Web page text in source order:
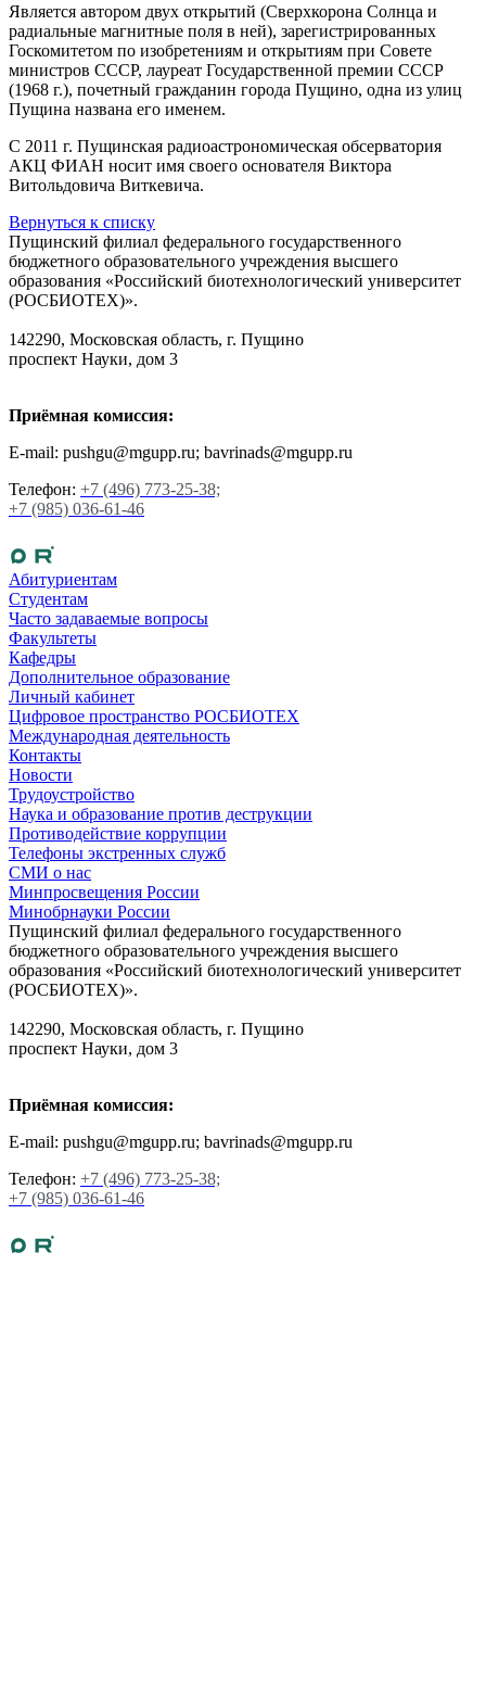
Является автором двух открытий (Сверхкорона Солнца и
радиальные магнитные поля в ней), зарегистрированных
Госкомитетом по изобретениям и открытиям при Совете
министров СССР, лауреат Государственной премии СССР
(1968 г.), почетный гражданин города Пущино, одна из улиц
Пущина названа его именем.
С 2011 г. Пущинская радиоастрономическая обсерватория
АКЦ ФИАН носит имя своего основателя Виктора
Витольдовича Виткевича.
Вернуться к списку
Пущинский филиал федерального государственного
бюджетного образовательного учреждения высшего
образования «Российский биотехнологический университет
(РОСБИОТЕХ)».
142290, Московская область, г. Пущино
проспект Науки, дом 3
Приёмная комиссия:
E-mail: pushgu@mgupp.ru; bavrinads@mgupp.ru
Телефон: +7 (496) 773-25-38;
+7 (985) 036-61-46
Абитуриентам
Студентам
Часто задаваемые вопросы
Факультеты
Кафедры
Дополнительное образование
Личный кабинет
Цифровое пространство РОСБИОТЕХ
Международная деятельность
Контакты
Новости
Трудоустройство
Наука и образование против деструкции
Противодействие коррупции
Телефоны экстренных служб
СМИ о нас
Минпросвещения России
Минобрнауки России
Пущинский филиал федерального государственного
бюджетного образовательного учреждения высшего
образования «Российский биотехнологический университет
(РОСБИОТЕХ)».
142290, Московская область, г. Пущино
проспект Науки, дом 3
Приёмная комиссия:
E-mail: pushgu@mgupp.ru; bavrinads@mgupp.ru
Телефон: +7 (496) 773-25-38;
+7 (985) 036-61-46